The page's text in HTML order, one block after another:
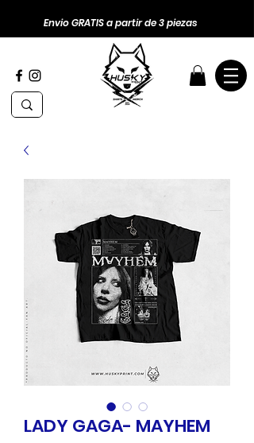
Envio GRATIS a partir de 3 piezas
LADY GAGA- MAYHEM